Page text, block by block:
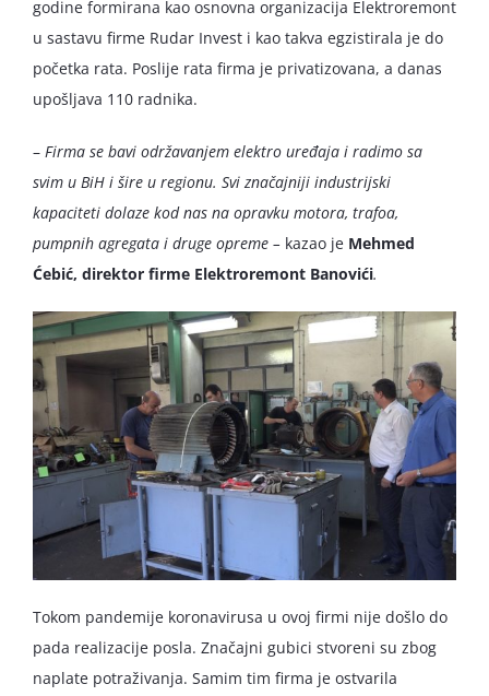
godine formirana kao osnovna organizacija Elektroremont
u sastavu firme Rudar Invest i kao takva egzistirala je do
početka rata. Poslije rata firma je privatizovana, a danas
upošljava 110 radnika.
– Firma se bavi održavanjem elektro uređaja i radimo sa
svim u BiH i šire u regionu. Svi značajniji industrijski
kapaciteti dolaze kod nas na opravku motora, trafoa,
pumpnih agregata i druge opreme – kazao je Mehmed
Ćebić, direktor firme Elektroremont Banovići.
Tokom pandemije koronavirusa u ovoj firmi nije došlo do
pada realizacije posla. Značajni gubici stvoreni su zbog
naplate potraživanja. Samim tim firma je ostvarila